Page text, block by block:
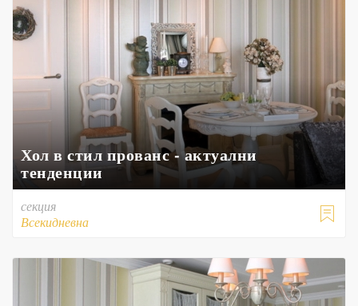
Хол в стил прованс - актуални
тенденции

секция
Всекидневна